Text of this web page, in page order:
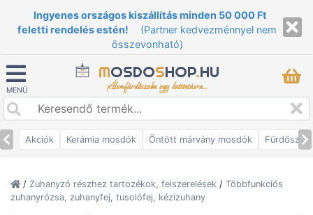
Ingyenes országos kiszállítás minden 50 000 Ft
feletti rendelés estén!
(Partner kedvezménnyel nem
összevonható)
MENÜ
MOSDOSHOP.HU
Álomfürdőszoba egy kattintásra...
Akciók Kerámia mosdók Öntött márvány mosdók
/ Zuhanyzó részhez tartozékok, felszerelések / Többfunkciós
zuhanyrózsa, zuhanyfej, tusolófej, kézizuhany